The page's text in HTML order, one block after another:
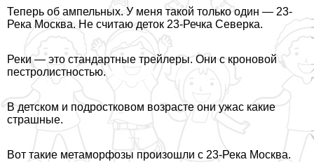
Теперь об ампельных. У меня такой только один — 23-
Река Москва. Не считаю деток 23-Речка Северка.
Реки — это стандартные трейлеры. Они с кроновой
пестролистностью.
В детском и подростковом возрасте они ужас какие
страшные.
Вот такие метаморфозы произошли с 23-Река Москва.